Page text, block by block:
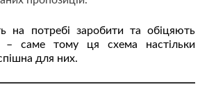
на потребі заробити та обіцяють
– саме тому ця схема настільки
для них.